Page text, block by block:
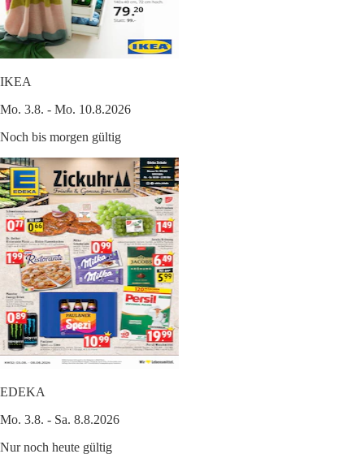
IKEA
Mo. 3.8. - Mo. 10.8.2026
Noch bis morgen gültig
EDEKA
Mo. 3.8. - Sa. 8.8.2026
Nur noch heute gültig